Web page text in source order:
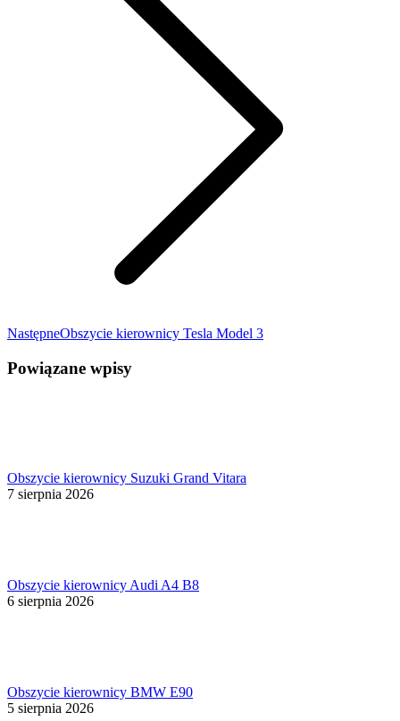
NastępneNastępny
Obszycie kierownicy Tesla Model 3
Powiązane wpisy
Obszycie kierownicy Suzuki Grand Vitara
7 sierpnia 2026
Obszycie kierownicy Audi A4 B8
6 sierpnia 2026
Obszycie kierownicy BMW E90
5 sierpnia 2026